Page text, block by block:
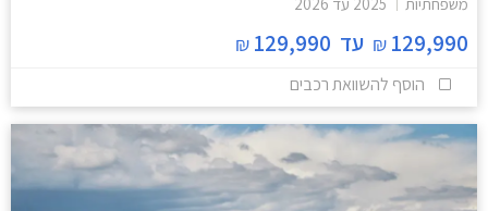
129,990
₪ עד 129,990
₪
הוסף להשוואת רכבים